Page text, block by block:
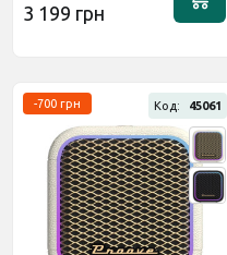
3 199 грн
Код: 45061
-700 грн